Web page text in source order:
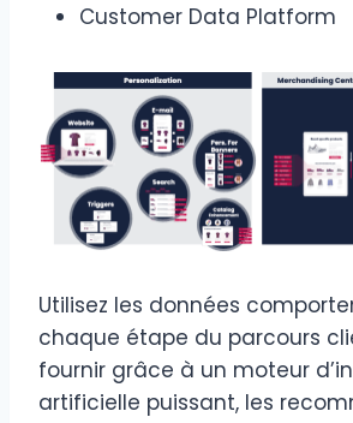
Customer Data Platform
Utilisez les données
chaque étape du parcours
fournir grâce à un moteur
artificielle puissant, les